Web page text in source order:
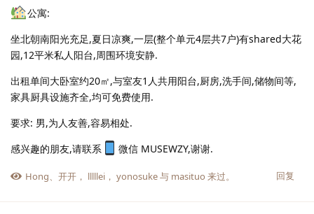
公寓:
坐北朝南阳光充足,夏日凉爽,一层(整个单元4层共7户)有shared大花
园,12平米私人阳台,周围环境安静.
出租单间大卧室约20㎡,与室友1人共用阳台,厨房,洗手间,储物间等,
家具厨具设施齐全,均可免费使用.
要求: 男,为人友善,容易相处.
感兴趣的朋友,请联系
微信 MUSEWZY,谢谢.
回复
Hong、 开开 ， lllllei ， yonosuke与 masituo 来过。